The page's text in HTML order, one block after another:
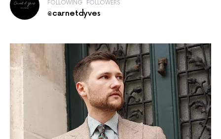
FOLLOWING FOLLOWERS
@carnetdyves